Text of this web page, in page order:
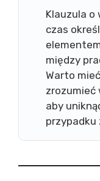
Klauzula o
czas
między
Warto
zrozumieć
aby
przypadku